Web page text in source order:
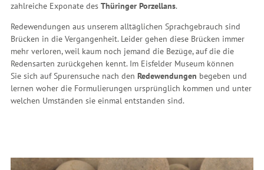
zahlreiche Exponate des Thüringer Porzellans.
Redewendungen aus unserem alltäglichen Sprachgebrauch sind
Brücken in die Vergangenheit. Leider gehen diese Brücken immer
mehr verloren, weil kaum noch jemand die Bezüge, auf die die
Redensarten zurückgehen kennt. Im Eisfelder Museum können
Sie sich auf Spurensuche nach den Redewendungen begeben und
lernen woher die Formulierungen ursprünglich kommen und unter
welchen Umständen sie einmal entstanden sind.